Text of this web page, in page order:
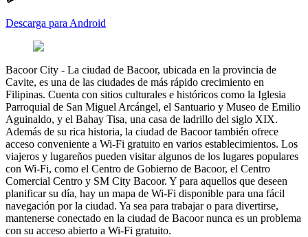
Descarga para Android
Bacoor City - La ciudad de Bacoor, ubicada en la provincia de
Cavite, es una de las ciudades de más rápido crecimiento en
Filipinas. Cuenta con sitios culturales e históricos como la Iglesia
Parroquial de San Miguel Arcángel, el Santuario y Museo de Emilio
Aguinaldo, y el Bahay Tisa, una casa de ladrillo del siglo XIX.
Además de su rica historia, la ciudad de Bacoor también ofrece
acceso conveniente a Wi-Fi gratuito en varios establecimientos. Los
viajeros y lugareños pueden visitar algunos de los lugares populares
con Wi-Fi, como el Centro de Gobierno de Bacoor, el Centro
Comercial Centro y SM City Bacoor. Y para aquellos que deseen
planificar su día, hay un mapa de Wi-Fi disponible para una fácil
navegación por la ciudad. Ya sea para trabajar o para divertirse,
mantenerse conectado en la ciudad de Bacoor nunca es un problema
con su acceso abierto a Wi-Fi gratuito.